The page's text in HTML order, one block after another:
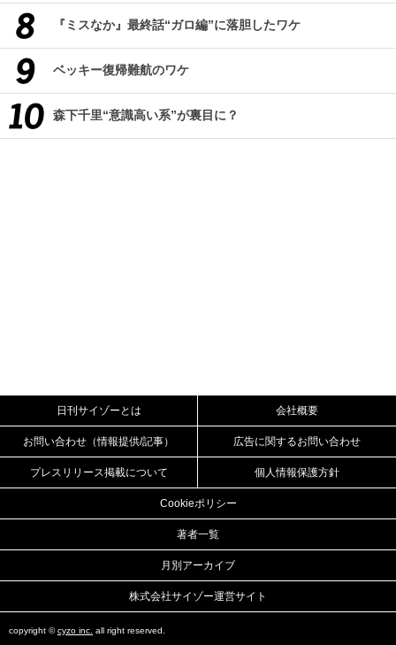
『ミスなか』最終話“ガロ編”に落胆したワケ
ベッキー復帰難航のワケ
森下千里“意識高い系”が裏目に？
日刊サイゾーとは 会社概要
お問い合わせ（情報提供/記事） 広告に関するお問い合わせ
プレスリリース掲載について 個人情報保護方針
Cookieポリシー
著者一覧
月別アーカイブ
株式会社サイゾー運営サイト
copyright ©cyzo inc. all right reserved.